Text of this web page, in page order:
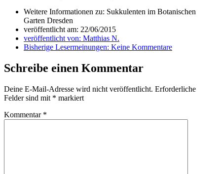
Weitere Informationen zu: Sukkulenten im Botanischen
Garten Dresden
veröffentlicht am: 22/06/2015
veröffentlicht von: Matthias N.
Bisherige Lesermeinungen: Keine Kommentare
Schreibe einen Kommentar
Deine E-Mail-Adresse wird nicht veröffentlicht. Erforderliche
Felder sind mit * markiert
Kommentar *